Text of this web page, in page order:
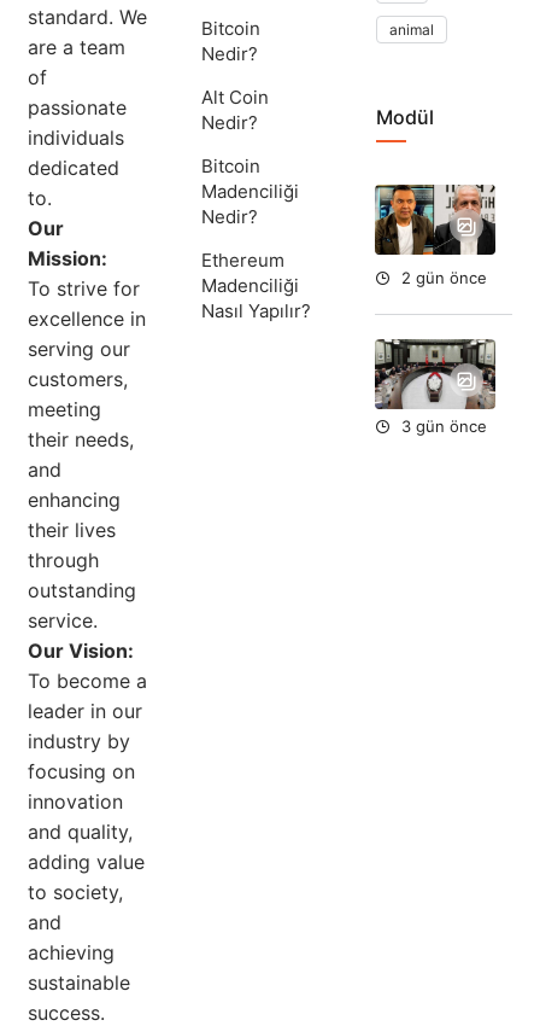
standard. We
are a team
of
passionate
individuals
dedicated
to.
Our
Mission:
To strive for
excellence in
serving our
customers,
meeting
their needs,
and
enhancing
their lives
through
outstanding
service.
Our Vision:
To become a
leader in our
industry by
focusing on
innovation
and quality,
adding value
to society,
and
achieving
sustainable
success.
Bitcoin
Nedir?
Alt Coin
Nedir?
Bitcoin
Madenciliği
Nedir?
Ethereum
Madenciliği
Nasıl Yapılır?
animal
Modül
2 gün önce
3 gün önce